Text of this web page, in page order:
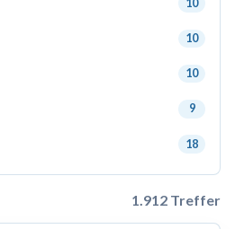
10
10
10
9
18
1.912 Treffer